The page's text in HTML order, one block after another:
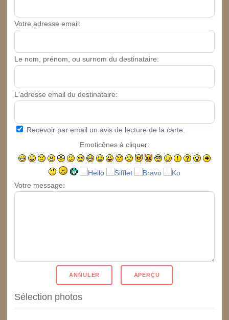
Votre adresse email:
Le nom, prénom, ou surnom du destinataire:
L'adresse email du destinataire:
Recevoir par email un avis de lecture de la carte.
Emoticônes à cliquer:
Votre message:
Sélection photos